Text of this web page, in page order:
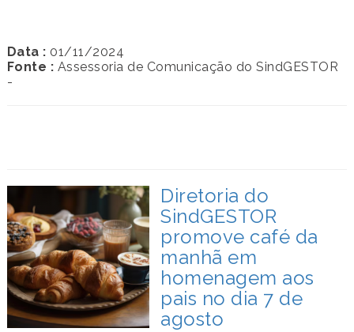
Data : 01/11/2024
Fonte : Assessoria de Comunicação do SindGESTOR
-
Diretoria do
SindGESTOR
promove café da
manhã em
homenagem aos
pais no dia 7 de
agosto